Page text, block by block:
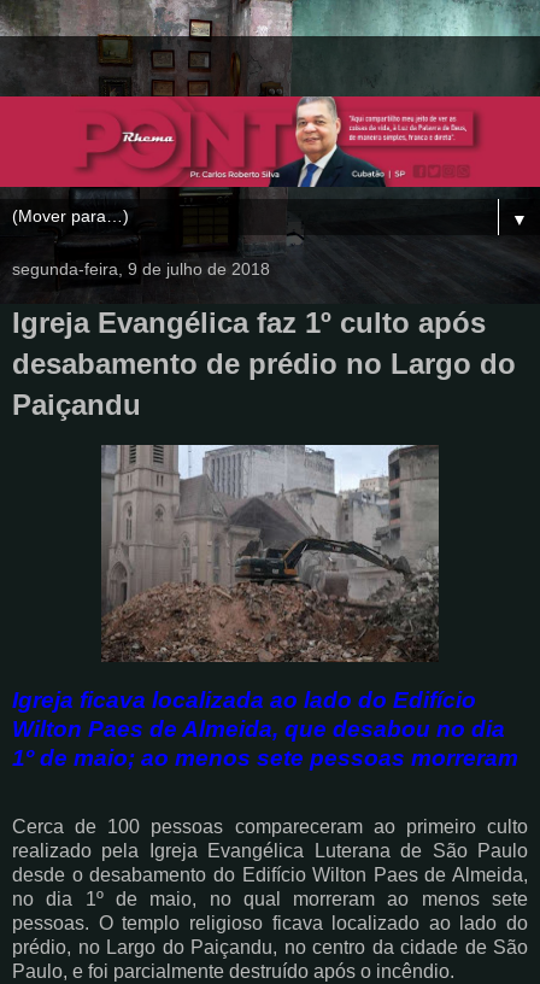
▼
segunda-feira, 9 de julho de 2018
Igreja Evangélica faz 1º culto após
desabamento de prédio no Largo do
Paiçandu
Igreja ficava localizada ao lado do Edifício
Wilton Paes de Almeida, que desabou no dia
1º de maio; ao menos sete pessoas morreram
Cerca de 100 pessoas compareceram ao primeiro culto
realizado pela Igreja Evangélica Luterana de São Paulo
desde o desabamento do Edifício Wilton Paes de Almeida,
no dia 1º de maio, no qual morreram ao menos sete
pessoas. O templo religioso ficava localizado ao lado do
prédio, no Largo do Paiçandu, no centro da cidade de São
Paulo, e foi parcialmente destruído após o incêndio.